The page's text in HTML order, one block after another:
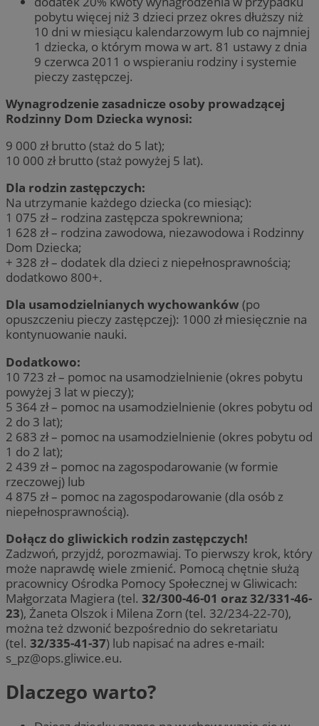
pobytu więcej niż 3 dzieci przez okres dłuższy niż
10 dni w miesiącu kalendarzowym lub co najmniej
1 dziecka, o którym mowa w art. 81 ustawy z dnia
9 czerwca 2011 o wspieraniu rodziny i systemie
pieczy zastępczej.
Wynagrodzenie zasadnicze osoby prowadzącej
Rodzinny Dom Dziecka wynosi:
9 000 zł brutto (staż do 5 lat);
10 000 zł brutto (staż powyżej 5 lat).
Dla rodzin zastępczych:
Na utrzymanie każdego dziecka (co miesiąc):
1 075 zł – rodzina zastępcza spokrewniona;
1 628 zł – rodzina zawodowa, niezawodowa i Rodzinny
Dom Dziecka;
+ 328 zł – dodatek dla dzieci z niepełnosprawnością;
dodatkowo 800+.
Dla usamodzielnianych wychowanków (po
opuszczeniu pieczy zastępczej): 1000 zł miesięcznie na
kontynuowanie nauki.
Dodatkowo:
10 723 zł – pomoc na usamodzielnienie (okres pobytu
powyżej 3 lat w pieczy);
5 364 zł – pomoc na usamodzielnienie (okres pobytu od
2 do 3 lat);
2 683 zł – pomoc na usamodzielnienie (okres pobytu od
1 do 2 lat);
2 439 zł – pomoc na zagospodarowanie (w formie
rzeczowej) lub
4 875 zł – pomoc na zagospodarowanie (dla osób z
niepełnosprawnością).
Dołącz do gliwickich rodzin zastępczych!
Zadzwoń, przyjdź, porozmawiaj. To pierwszy krok, który
może naprawdę wiele zmienić. Pomocą chętnie służą
pracownicy Ośrodka Pomocy Społecznej w Gliwicach:
Małgorzata Magiera (tel. 32/300-46-01 oraz 32/331-46-
23), Żaneta Olszok i Milena Zorn (tel. 32/234-22-70),
można też dzwonić bezpośrednio do sekretariatu
(tel. 32/335-41-37) lub napisać na adres e-mail:
s_pz@ops.gliwice.eu.
Dlaczego warto?